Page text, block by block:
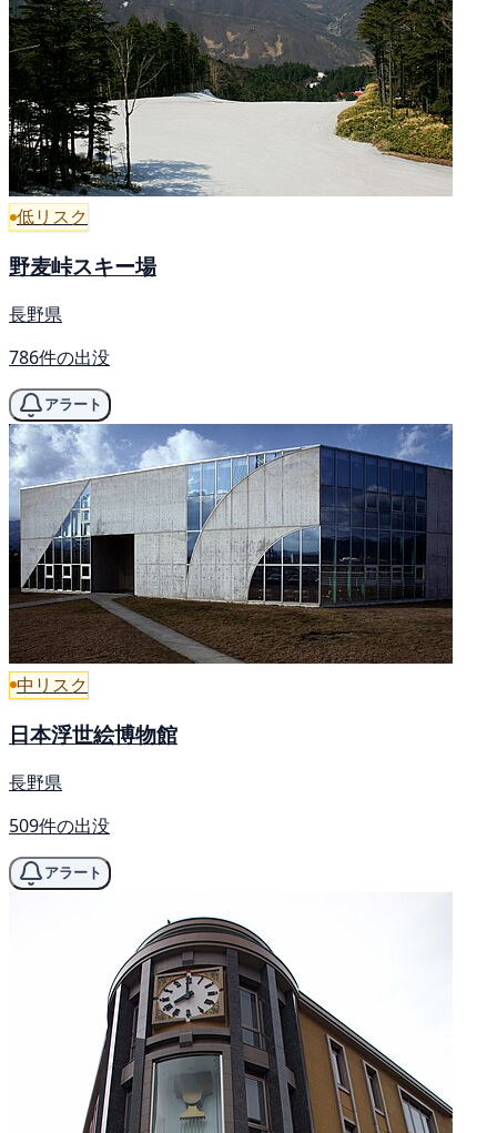
低リスク
野麦峠スキー場
長野県
786件の出没
アラート
中リスク
日本浮世絵博物館
長野県
509件の出没
アラート